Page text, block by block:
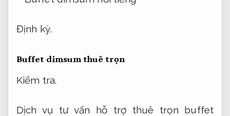
Định kỳ.
Buffet dimsum thuê trọn
Kiểm tra.
Dịch vụ tư vấn hỗ trợ thuê trọn buffet